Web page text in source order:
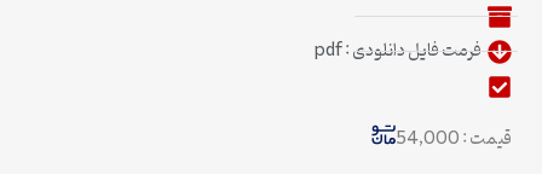
فرمت فایل دانلودی : pdf
قیمت : 54,000